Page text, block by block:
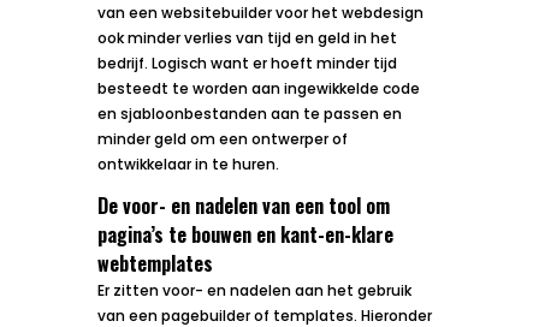
van een websitebuilder voor het webdesign
ook minder verlies van tijd en geld in het
bedrijf. Logisch want er hoeft minder tijd
besteedt te worden aan ingewikkelde code
en sjabloonbestanden aan te passen en
minder geld om een ontwerper of
ontwikkelaar in te huren.
De voor- en nadelen van een tool om
pagina’s te bouwen en kant-en-klare
webtemplates
Er zitten voor- en nadelen aan het gebruik
van een pagebuilder of templates. Hieronder